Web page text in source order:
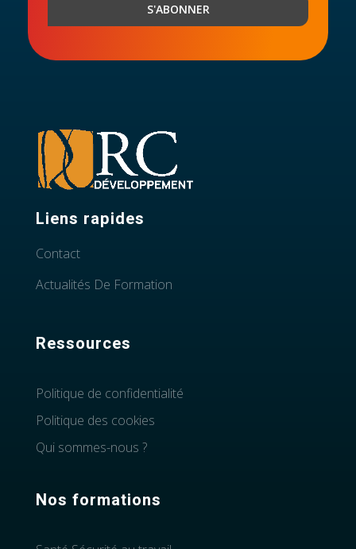
Liens rapides
Contact
Actualités De Formation
Ressources
Politique de confidentialité
Politique des cookies
Qui sommes-nous ?
Nos formations